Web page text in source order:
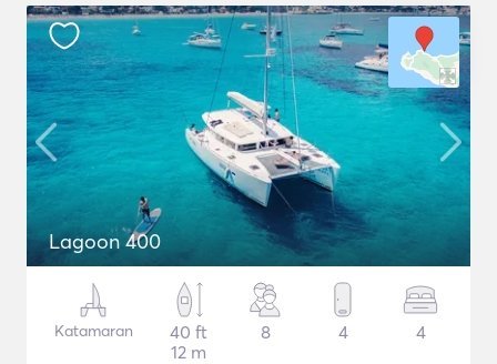
Lagoon 400
Katamaran
40 ft
12 m
8 4 4